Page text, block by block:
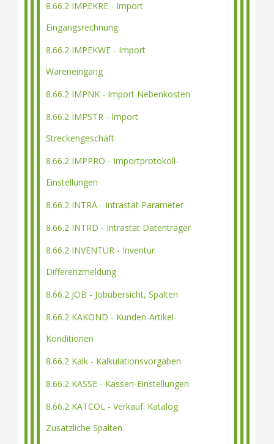
8.66.2 IMPEKRE - Import
Eingangsrechnung
8.66.2 IMPEKWE - Import
Wareneingang
8.66.2 IMPNK - Import Nebenkosten
8.66.2 IMPSTR - Import
Streckengeschäft
8.66.2 IMPPRO - Importprotokoll-
Einstellungen
8.66.2 INTRA - Intrastat Parameter
8.66.2 INTRD - Intrastat Datenträger
8.66.2 INVENTUR - Inventur
Differenzmeldung
8.66.2 JOB - Jobübersicht, Spalten
8.66.2 KAKOND - Kunden-Artikel-
Konditionen
8.66.2 Kalk - Kalkulationsvorgaben
8.66.2 KASSE - Kassen-Einstellungen
8.66.2 KATCOL - Verkauf: Katalog
Zusätzliche Spalten